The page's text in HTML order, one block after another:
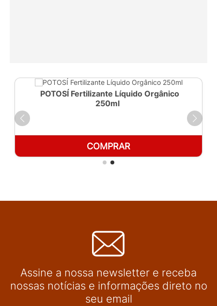
POTOSÍ Fertilizante Líquido Orgânico
250ml
COMPRAR
Assine a nossa newsletter e receba
nossas notícias e informações direto no
seu email